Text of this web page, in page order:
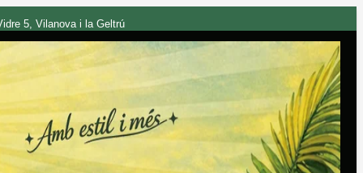
5, Vilanova i la Geltrú